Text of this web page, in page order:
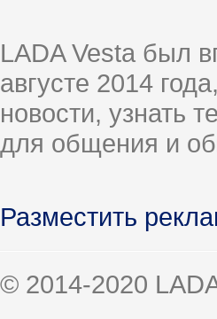
LADA Vesta был
августе 2014
новости, узнать
для общения и
Разместить
© 2014-2020